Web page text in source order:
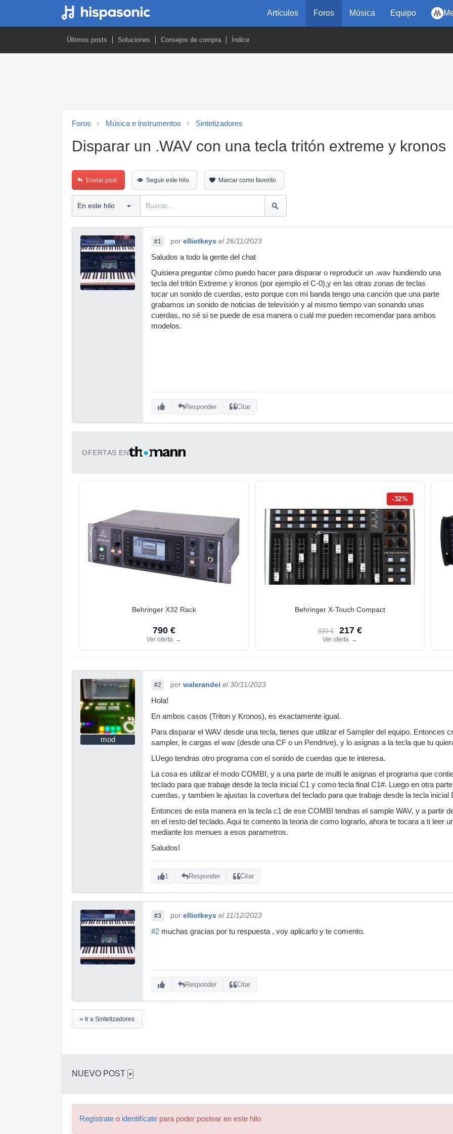
Artículos Foros Música Equipo
Últimos posts Soluciones Consejos de compra Índice
Foros Música e instrumentos Sintetizadores
Disparar un .WAV con una tecla tritón extreme y kronos
Enviar post Seguir este hilo Marcar como favorito
#1 por elliotkeys el 26/11/2023
Saludos a todo la gente del chat
Quisiera preguntar cómo puedo hacer para disparar o reproducir un .wav hundiendo una
tecla del tritón Extreme y kronos (por ejemplo el C-0),y en las otras zonas de teclas
tocar un sonido de cuerdas, esto porque con mi banda tengo una canción que una parte
grabamos un sonido de noticias de televisión y al mismo tiempo van sonando unas
cuerdas, no sé si se puede de esa manera o cuál me pueden recomendar para ambos
modelos.
Responder Citar
OFERTAS EN
Behringer X32 Rack
790 €
Ver oferta →
-32%
Behringer X-Touch Compact
320 € 217 €
Ver oferta →
mod
#2 por walerandei el 30/11/2023
Hola!
En ambos casos (Triton y Kronos), es exactamente igual.
Para disparar el WAV desde una tecla, tienes que utilizar el Sampler del equipo. Entonces
sampler, le cargas el wav (desde una CF o un Pendrive), y lo asignas a la tecla que tu
LUego tendras otro programa con el sonido de cuerdas que te interesa.
La cosa es utilizar el modo COMBI, y a una parte de multi le asignas el programa que
teclado para que trabaje desde la tecla inicial C1 y como tecla final C1#. Luego en otra
cuerdas, y tambien le ajustas la covertura del teclado para que trabaje desde la tecla
Entonces de esta manera en la tecla c1 de ese COMBI tendras el sample WAV, y a partir
en el resto del teclado. Aqui te comento la teoria de como lograrlo, ahora te tocara a ti leer
mediante los menues a esos parametros.
Saludos!
1 Responder Citar
#3 por elliotkeys el 11/12/2023
#2 muchas gracias por tu respuesta , voy aplicarlo y te comento.
Responder Citar
« Ir a Sintetizadores
NUEVO POST ×
Regístrate o identifícate para poder postear en este hilo